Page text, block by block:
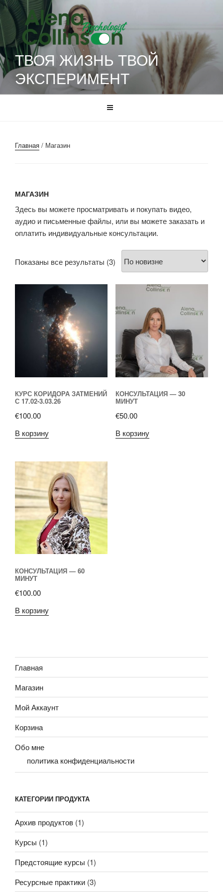
Перейти
к
содержимому
ТВОЯ ЖИЗНЬ ТВОЙ
ЭКСПЕРИМЕНТ
Главная / Магазин
МАГАЗИН
Здесь вы можете просматривать и покупать видео,
аудио и письменные файлы, или вы можете заказать и
оплатить индивидуальные консультации.
Показаны все результаты (3) Сортировка:
самые
недавние
КУРС КОРИДОРА ЗАТМЕНИЙ
С 17.02-3.03.26
€100.00
В корзину
КОНСУЛЬТАЦИЯ — 30
МИНУТ
€50.00
В корзину
КОНСУЛЬТАЦИЯ — 60
МИНУТ
€100.00
В корзину
Главная
Магазин
Мой Аккаунт
Корзина
Обо мне
политика конфиденциальности
КАТЕГОРИИ ПРОДУКТА
Архив продуктов (1)
Курсы (1)
Предстоящие курсы (1)
Ресурсные практики (3)